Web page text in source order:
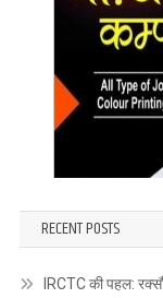
RECENT POSTS
IRCTC की पहल: